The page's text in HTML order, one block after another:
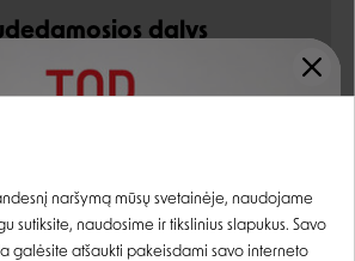
dalys
7,5%
1,5%
0,3%
Registruotis
naršymą mūsų svetainėje, naudojame
sutiksite, naudosime ir tikslinius slapukus. Savo
galėsite atšaukti pakeisdami savo interneto